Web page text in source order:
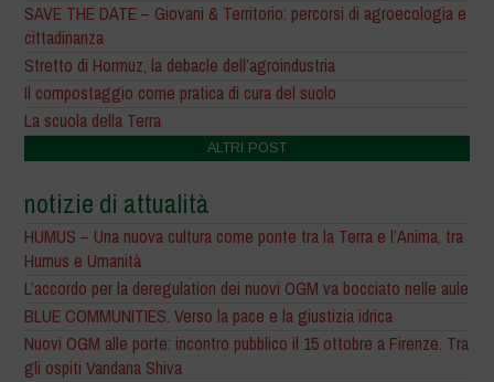
SAVE THE DATE – Giovani & Territorio: percorsi di agroecologia e
cittadinanza
Stretto di Hormuz, la debacle dell’agroindustria
Il compostaggio come pratica di cura del suolo
La scuola della Terra
ALTRI POST
notizie di attualità
HUMUS – Una nuova cultura come ponte tra la Terra e l’Anima, tra
Humus e Umanità
L’accordo per la deregulation dei nuovi OGM va bocciato nelle aule
BLUE COMMUNITIES. Verso la pace e la giustizia idrica
Nuovi OGM alle porte: incontro pubblico il 15 ottobre a Firenze. Tra
gli ospiti Vandana Shiva